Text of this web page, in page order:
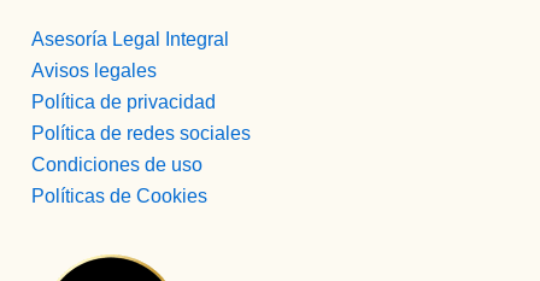
Asesoría Legal Integral
Avisos legales
Política de privacidad
Política de redes sociales
Condiciones de uso
Políticas de Cookies